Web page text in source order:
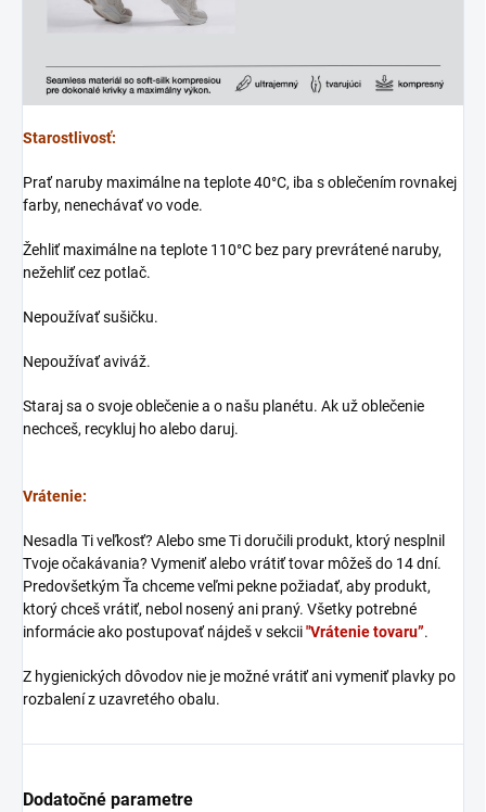
Starostlivosť:
Prať naruby maximálne na teplote 40°C, iba s oblečením rovnakej
farby, nenechávať vo vode.
Žehliť maximálne na teplote 110°C bez pary prevrátené naruby,
nežehliť cez potlač.
Nepoužívať sušičku.
Nepoužívať aviváž.
Staraj sa o svoje oblečenie a o našu planétu. Ak už oblečenie
nechceš, recykluj ho alebo daruj.
Vrátenie:
Nesadla Ti veľkosť? Alebo sme Ti doručili produkt, ktorý nesplnil
Tvoje očakávania? Vymeniť alebo vrátiť tovar môžeš do 14 dní.
Predovšetkým Ťa chceme veľmi pekne požiadať, aby produkt,
ktorý chceš vrátiť, nebol nosený ani praný. Všetky potrebné
informácie ako postupovať nájdeš v sekcii"Vrátenie tovaru”.
Z hygienických dôvodov nie je možné vrátiť ani vymeniť plavky po
rozbalení z uzavretého obalu.
Dodatočné parametre